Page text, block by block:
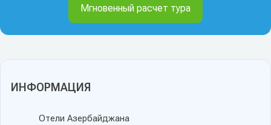
ИНФОРМАЦИЯ
Отели Азербайджана
Мгновенный расчет тура